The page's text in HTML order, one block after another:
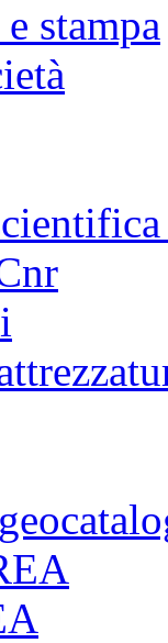
stampa